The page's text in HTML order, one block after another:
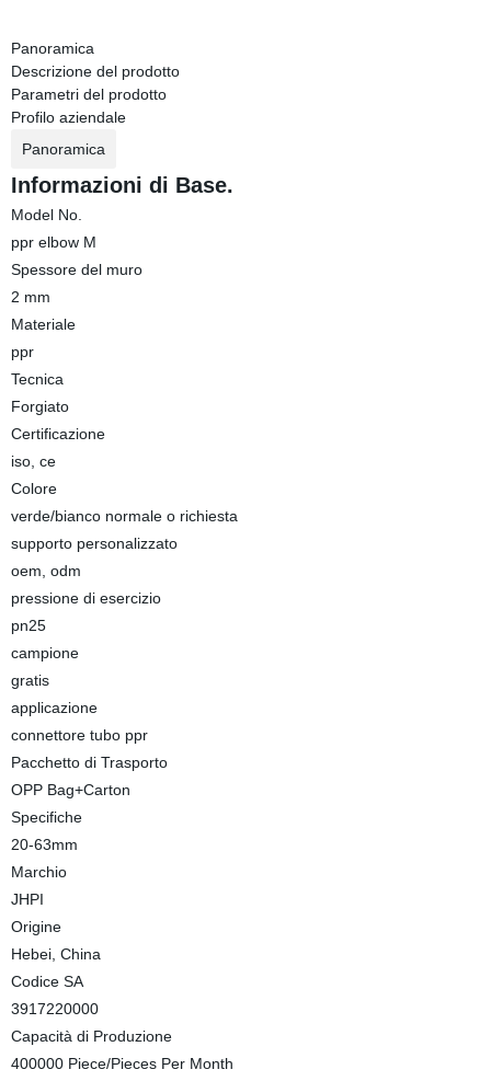
Panoramica
Descrizione del prodotto
Parametri del prodotto
Profilo aziendale
Panoramica
Informazioni di Base.
Model No.
ppr elbow M
Spessore del muro
2 mm
Materiale
ppr
Tecnica
Forgiato
Certificazione
iso, ce
Colore
verde/bianco normale o richiesta
supporto personalizzato
oem, odm
pressione di esercizio
pn25
campione
gratis
applicazione
connettore tubo ppr
Pacchetto di Trasporto
OPP Bag+Carton
Specifiche
20-63mm
Marchio
JHPI
Origine
Hebei, China
Codice SA
3917220000
Capacità di Produzione
400000 Piece/Pieces Per Month